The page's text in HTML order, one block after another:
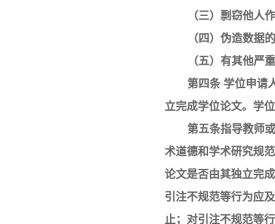
（三）剽窃他人
（四）伪造数据
（五）有其他严
第四条 学位申请
立完成学位论文。学
第五条指导教师
术道德和学术研究规
论文是否由其独立完
引注不规范等行为应
止；对引注不规范等